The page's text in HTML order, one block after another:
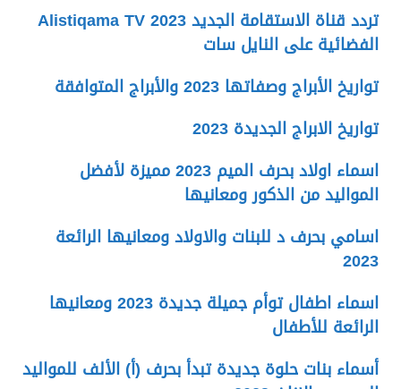
تردد قناة الاستقامة الجديد 2023 Alistiqama TV
الفضائية على النايل سات
تواريخ الأبراج وصفاتها 2023 والأبراج المتوافقة
تواريخ الابراج الجديدة 2023
اسماء اولاد بحرف الميم 2023 مميزة لأفضل
المواليد من الذكور ومعانيها
اسامي بحرف د للبنات والاولاد ومعانيها الرائعة
2023
اسماء اطفال توأم جميلة جديدة 2023 ومعانيها
الرائعة للأطفال
أسماء بنات حلوة جديدة تبدأ بحرف (أ) الألف للمواليد